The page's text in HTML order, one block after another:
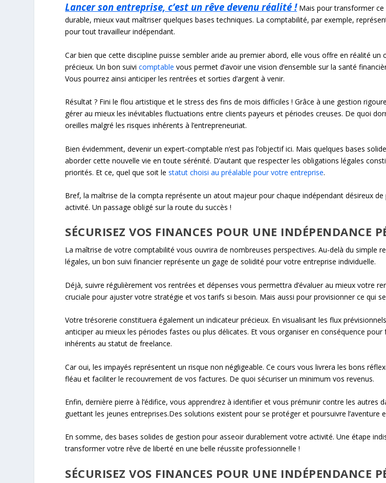
Lancer son entreprise, c’est un rêve devenu réalité !Mais pour transformer ce
durable, mieux vaut maîtriser quelques bases techniques. La comptabilité, par exemple,
pour tout travailleur indépendant.
Car bien que cette discipline puisse sembler aride au premier abord, elle vous offre en réalité un
précieux. Un bon suivicomptable vous permet d’avoir une vision d’ensemble sur la santé
Vous pourrez ainsi anticiper les rentrées et sorties d’argent à venir.
Résultat ? Fini le flou artistique et le stress des fins de mois difficiles ! Grâce à une gestion
gérer au mieux les inévitables fluctuations entre clients payeurs et périodes creuses. De quoi
oreilles malgré les risques inhérents à l’entrepreneuriat.
Bien évidemment, devenir un expert-comptable n’est pas l’objectif ici. Mais quelques bases
aborder cette nouvelle vie en toute sérénité. D’autant que respecter les obligations légales
priorités. Et ce, quel que soit lestatut choisi au préalable pour votre entreprise.
Bref, la maîtrise de la compta représente un atout majeur pour chaque indépendant désireux
activité. Un passage obligé sur la route du succès !
SÉCURISEZ VOS FINANCES POUR UNE INDÉPENDANCE
La maîtrise de votre comptabilité vous ouvrira de nombreuses perspectives. Au-delà du simple
légales, un bon suivi financier représente un gage de solidité pour votre entreprise individuelle.
Déjà, suivre régulièrement vos rentrées et dépenses vous permettra d’évaluer au mieux votre
cruciale pour ajuster votre stratégie et vos tarifs si besoin. Mais aussi pour provisionner ce qui
Votre trésorerie constituera également un indicateur précieux. En visualisant les flux
anticiper au mieux les périodes fastes ou plus délicates. Et vous organiser en conséquence pour
inhérents au statut de freelance.
Car oui, les impayés représentent un risque non négligeable. Ce cours vous livrera les bons
fléau et faciliter le recouvrement de vos factures. De quoi sécuriser un minimum vos revenus.
Enfin, dernière pierre à l’édifice, vous apprendrez à identifier et vous prémunir contre les autres
guettant les jeunes entreprises.Des solutions existent pour se protéger et poursuivre l’aventure
En somme, des bases solides de gestion pour asseoir durablement votre activité. Une étape
transformer votre rêve de liberté en une belle réussite professionnelle !
SÉCURISEZ VOS FINANCES POUR UNE INDÉPENDANCE